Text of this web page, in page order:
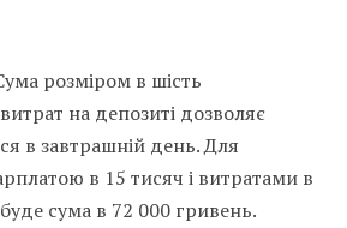
розміром в шість
на депозиті дозволяє
в завтрашній день. Для
в 15 тисяч і витратами в
сума в 72 000 гривень.